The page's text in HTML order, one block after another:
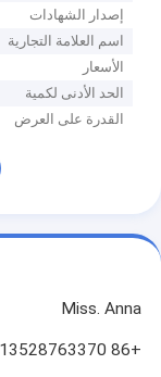
إصدار الشهادات
اسم العلامة التجارية
الأسعار
الحد الأدنى لكمية
القدرة على العرض
Miss. Anna
+86 13528763370